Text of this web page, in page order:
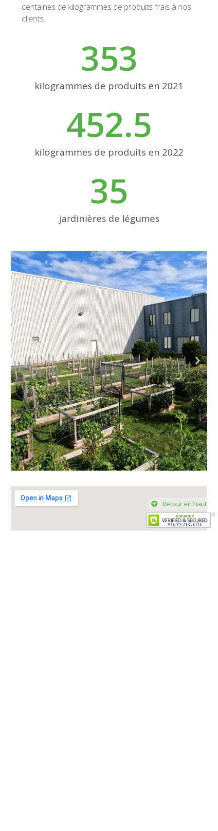
centaines de kilogrammes de produits frais à nos
clients.
353
kilogrammes de produits en 2021
452.5
kilogrammes de produits en 2022
35
jardinières de légumes
Retour en haut